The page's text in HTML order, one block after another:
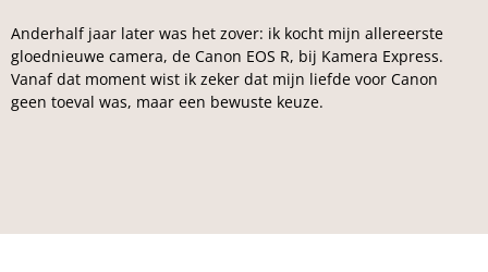
Anderhalf jaar later was het zover: ik kocht mijn allereerste
gloednieuwe camera, de Canon EOS R, bij Kamera Express.
Vanaf dat moment wist ik zeker dat mijn liefde voor Canon
geen toeval was, maar een bewuste keuze.